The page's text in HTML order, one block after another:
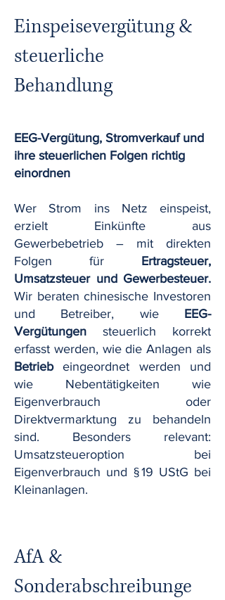
Einspeisevergütung &
steuerliche
Behandlung
EEG-Vergütung, Stromverkauf und
ihre steuerlichen Folgen richtig
einordnen
Wer Strom ins Netz einspeist,
erzielt Einkünfte aus
Gewerbebetrieb – mit direkten
Folgen für Ertragsteuer,
Umsatzsteuer und Gewerbesteuer.
Wir beraten chinesische Investoren
und Betreiber, wie EEG-
Vergütungen steuerlich korrekt
erfasst werden, wie die Anlagen als
Betriebeingeordnet werden und
wie Nebentätigkeiten wie
Eigenverbrauch oder
Direktvermarktung zu behandeln
sind. Besonders relevant:
Umsatzsteueroption bei
Eigenverbrauch und § 19 UStG bei
Kleinanlagen.
AfA &
Sonderabschreibunge